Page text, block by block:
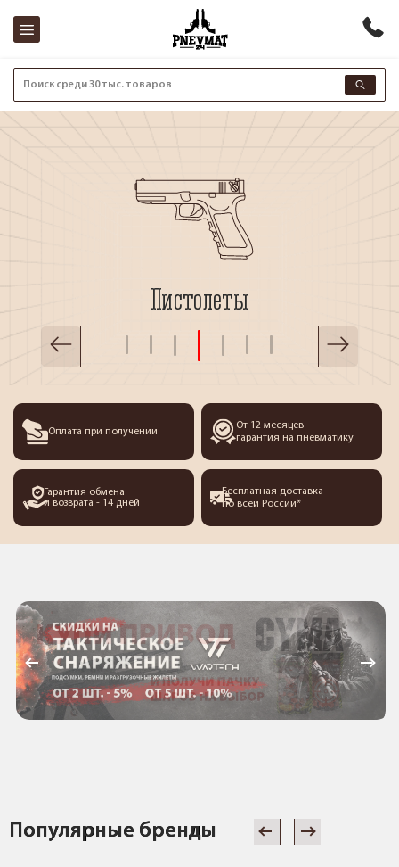
Поиск среди 30 тыс. товаров
Пистолеты
Оплата при получении
От 12 месяцев
гарантия на пневматику
Гарантия обмена
и возврата - 14 дней
Бесплатная доставка
по всей России*
Популярные бренды